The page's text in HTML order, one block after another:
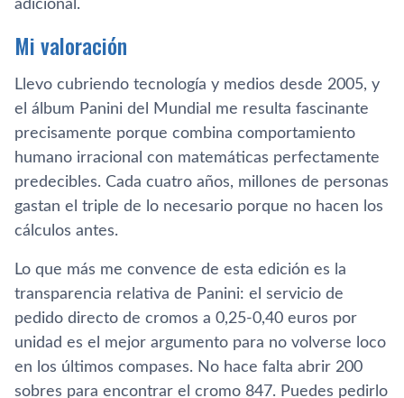
adicional.
Mi valoración
Llevo cubriendo tecnología y medios desde 2005, y
el álbum Panini del Mundial me resulta fascinante
precisamente porque combina comportamiento
humano irracional con matemáticas perfectamente
predecibles. Cada cuatro años, millones de personas
gastan el triple de lo necesario porque no hacen los
cálculos antes.
Lo que más me convence de esta edición es la
transparencia relativa de Panini: el servicio de
pedido directo de cromos a 0,25-0,40 euros por
unidad es el mejor argumento para no volverse loco
en los últimos compases. No hace falta abrir 200
sobres para encontrar el cromo 847. Puedes pedirlo